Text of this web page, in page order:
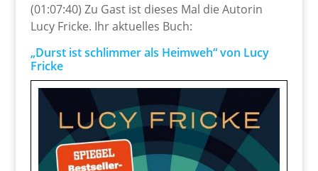
(01:07:40) Zu Gast ist dieses Mal die Autorin
Lucy Fricke. Ihr aktuelles Buch:
„Durst ist schlimmer als Heimweh“ von Lucy
Fricke